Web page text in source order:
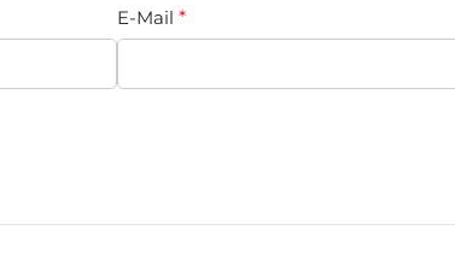
E-Mail *